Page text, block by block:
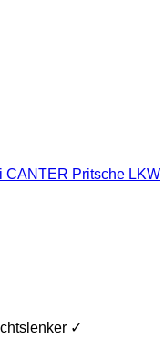
CANTER Pritsche LKW
✓